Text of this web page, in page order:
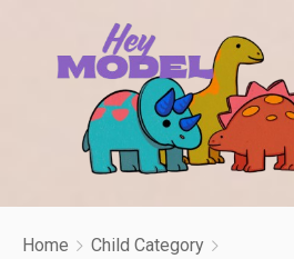
Home
Child Category